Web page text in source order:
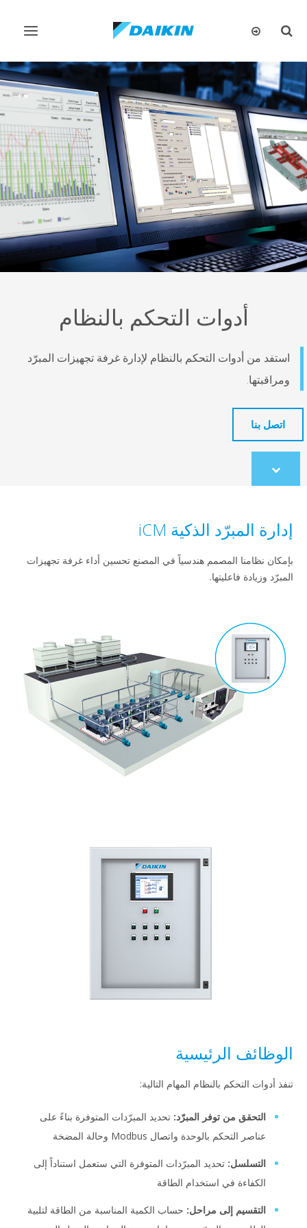
تبديل
تبديل
أدوات التحكم بالنظام
استفد من أدوات التحكم بالنظام لإدارة غرفة تجهيزات المبرّد
ومراقبتها.
اتصل بنا
Scroll
to
إدارة المبرّد الذكية iCM
بإمكان نظامنا المصمم هندسياً في المصنع تحسين أداء غرفة تجهيزات
المبرّد وزيادة فاعليتها.
الوظائف الرئيسية
تنفذ أدوات التحكم بالنظام المهام التالية:
التحقق من توفر المبرّد: تحديد المبرّدات المتوفرة بناءً على
عناصر التحكم بالوحدة واتصال Modbus وحالة المضخة
التسلسل: تحديد المبرّدات المتوفرة التي ستعمل استناداً إلى
الكفاءة في استخدام الطاقة
التقسيم إلى مراحل: حساب الكمية المناسبة من الطاقة لتلبية